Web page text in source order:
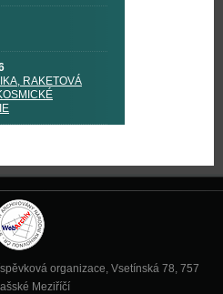
RAKETOVÁ
organizace, Vsetínská 78, 757
Meziříčí